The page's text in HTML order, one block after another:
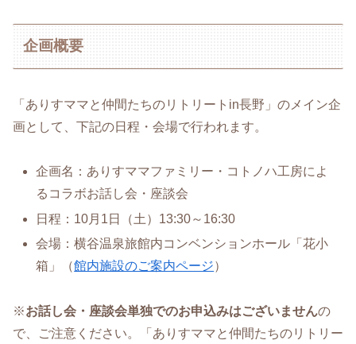
企画概要
「ありすママと仲間たちのリトリートin長野」のメイン企
画として、下記の日程・会場で行われます。
企画名：ありすママファミリー・コトノハ工房によ
るコラボお話し会・座談会
日程：10月1日（土）13:30～16:30
会場：横谷温泉旅館内コンベンションホール「花小
箱」（館内施設のご案内ページ）
※お話し会・座談会単独でのお申込みはございませんの
で、ご注意ください。「ありすママと仲間たちのリトリー